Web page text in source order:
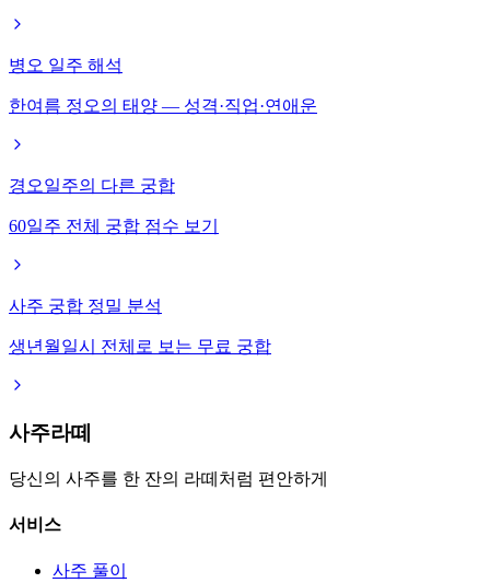
병오 일주 해석
한여름 정오의 태양 — 성격·직업·연애운
경오일주의 다른 궁합
60일주 전체 궁합 점수 보기
사주 궁합 정밀 분석
생년월일시 전체로 보는 무료 궁합
사주라떼
당신의 사주를 한 잔의 라떼처럼 편안하게
서비스
사주 풀이